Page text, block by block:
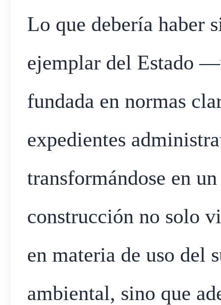
Lo que debería haber
ejemplar del Estado
fundada en normas
expedientes
transformándose en
construcción no solo
en materia de uso del
ambiental, sino que